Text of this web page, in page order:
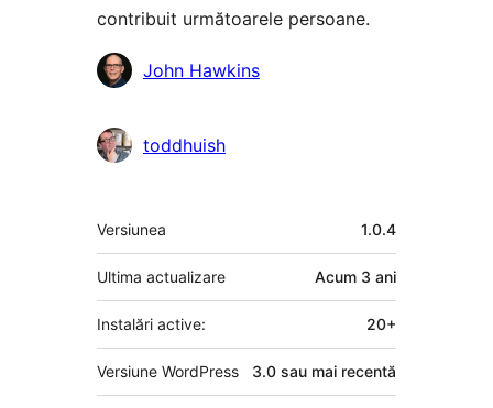
contribuit următoarele persoane.
Contributori
John Hawkins
toddhuish
Meta
Versiunea 1.0.4
Ultima actualizare Acum 3 ani
Instalări active: 20+
Versiune WordPress 3.0 sau mai recentă